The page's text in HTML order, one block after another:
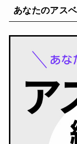
あなたのアス